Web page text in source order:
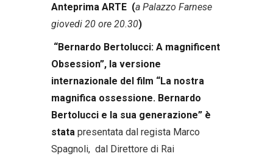
Anteprima ARTE (a Palazzo Farnese
giovedi 20 ore 20.30)
“Bernardo Bertolucci: A magnificent
Obsession”, la versione
internazionale del film “La nostra
magnifica ossessione. Bernardo
Bertolucci e la sua generazione” è
stata presentata dal regista Marco
Spagnoli, dal Direttore di Rai